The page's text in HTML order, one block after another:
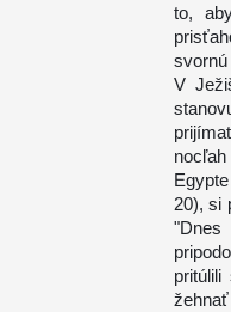
to,
V
20), si
"Dnes